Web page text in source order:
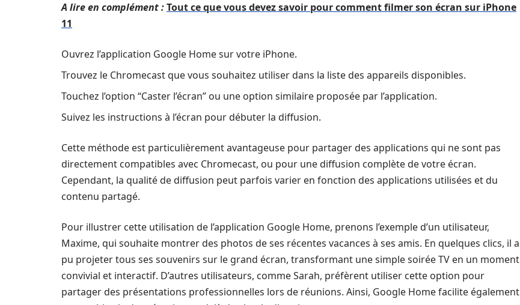
A lire en complément :Tout ce que vous devez savoir pour comment filmer son écran sur iPhone
11
Ouvrez l’application Google Home sur votre iPhone.
Trouvez le Chromecast que vous souhaitez utiliser dans la liste des appareils disponibles.
Touchez l’option “Caster l’écran” ou une option similaire proposée par l’application.
Suivez les instructions à l’écran pour débuter la diffusion.
Cette méthode est particulièrement avantageuse pour partager des applications qui ne sont pas
directement compatibles avec Chromecast, ou pour une diffusion complète de votre écran.
Cependant, la qualité de diffusion peut parfois varier en fonction des applications utilisées et du
contenu partagé.
Pour illustrer cette utilisation de l’application Google Home, prenons l’exemple d’un utilisateur,
Maxime, qui souhaite montrer des photos de ses récentes vacances à ses amis. En quelques clics, il a
pu projeter tous ses souvenirs sur le grand écran, transformant une simple soirée TV en un moment
convivial et interactif. D’autres utilisateurs, comme Sarah, préfèrent utiliser cette option pour
partager des présentations professionnelles lors de réunions. Ainsi, Google Home facilite également